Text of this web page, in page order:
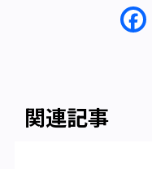
関連記事